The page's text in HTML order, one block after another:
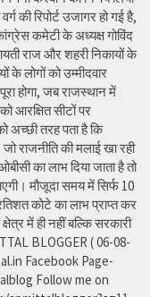
की रिपोर्ट उजागर हो गई है,
कमेटी के अध्यक्ष गोविंद
राज और शहरी निकायों के
के लोगों को उम्मीदवार
होगा, जब राजस्थान में
आरक्षित सीटों पर
अच्छी तरह पता है कि
राजनीति की मलाई खा रही
का लाभ दिया जाता है तो
मौजूदा समय में सिर्फ 10
कोटे का लाभ प्राप्त कर
में ही नहीं बल्कि सरकारी
BLOGGER ( 06-08-
Facebook Page-
Follow me on